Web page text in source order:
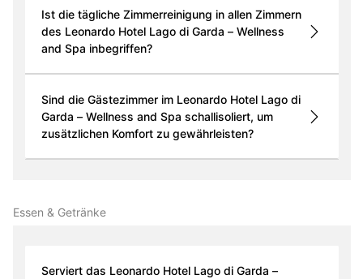
Ist die tägliche Zimmerreinigung in allen Zimmern
des Leonardo Hotel Lago di Garda – Wellness
and Spa inbegriffen?
Sind die Gästezimmer im Leonardo Hotel Lago di
Garda – Wellness and Spa schallisoliert, um
zusätzlichen Komfort zu gewährleisten?
Essen & Getränke
Serviert das Leonardo Hotel Lago di Garda –